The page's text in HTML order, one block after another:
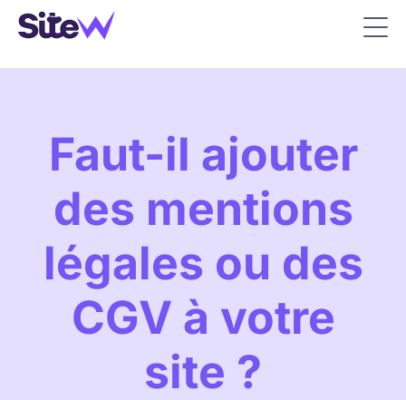
Faut-il ajouter
des mentions
légales ou des
CGV à votre
site ?